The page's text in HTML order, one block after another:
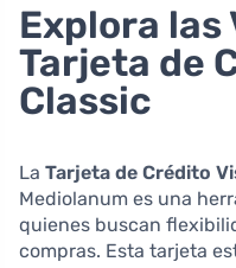
Explora las
Tarjeta de
Classic
La Tarjeta de Crédito
Mediolanum es una
quienes buscan
compras. Esta tarjeta